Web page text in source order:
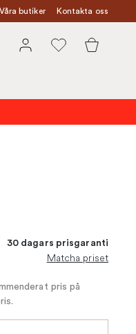
Våra butiker Kontakta oss
30 dagars prisgaranti
Matcha priset
pris på